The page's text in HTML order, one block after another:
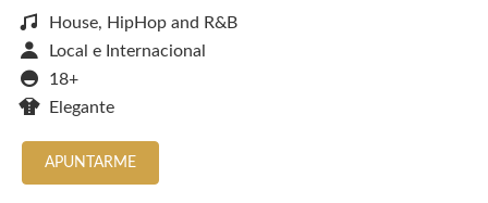
House, HipHop and R&B
Local e Internacional
18+
Elegante
APUNTARME